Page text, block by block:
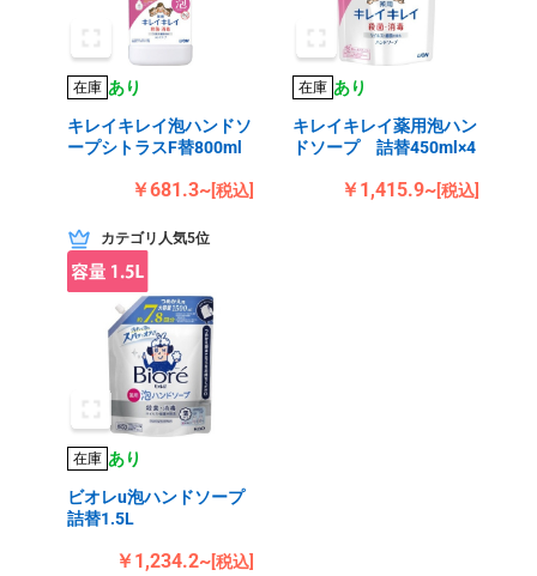
在庫 あり
キレイキレイ泡ハンドソ
ープシトラスF替800ml
￥681.3~[税込]
在庫 あり
キレイキレイ薬用泡ハン
ドソープ 詰替450ml×4
￥1,415.9~[税込]
カテゴリ人気5位
在庫 あり
ビオレu泡ハンドソープ
詰替1.5L
￥1,234.2~[税込]